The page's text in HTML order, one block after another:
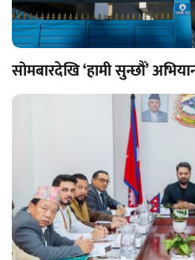
सोमबारदेखि ‘हामी सुन्छौँ’